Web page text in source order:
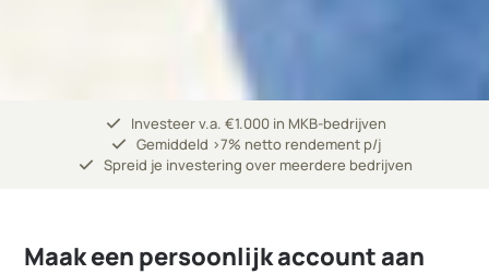
check Investeer v.a. €1.000 in MKB-bedrijven
check Gemiddeld >7% netto rendement p/j
check Spreid je investering over meerdere bedrijven
Maak een persoonlijk account aan